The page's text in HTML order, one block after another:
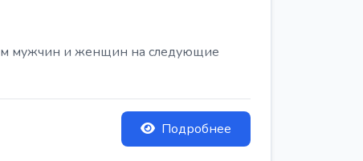
мужчин и женщин на следующие
Подробнее